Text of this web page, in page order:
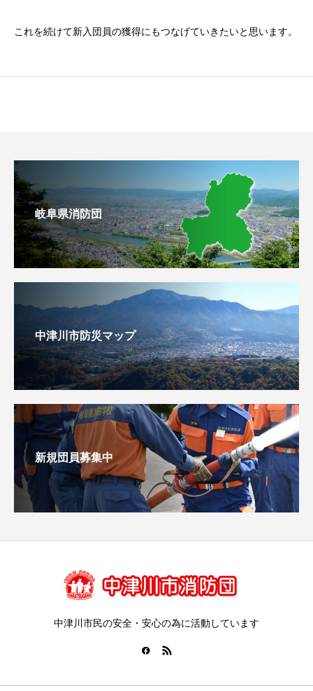
これを続けて新入団員の獲得にもつなげていきたいと思います。
岐阜県消防団
中津川市防災マップ
新規団員募集中
中津川市民の安全・安心の為に活動しています